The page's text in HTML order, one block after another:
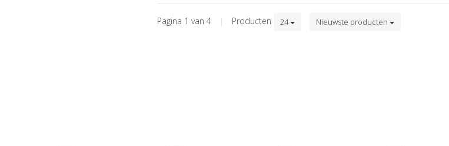
Pagina 1 van 4 | Producten 24 Nieuwste producten